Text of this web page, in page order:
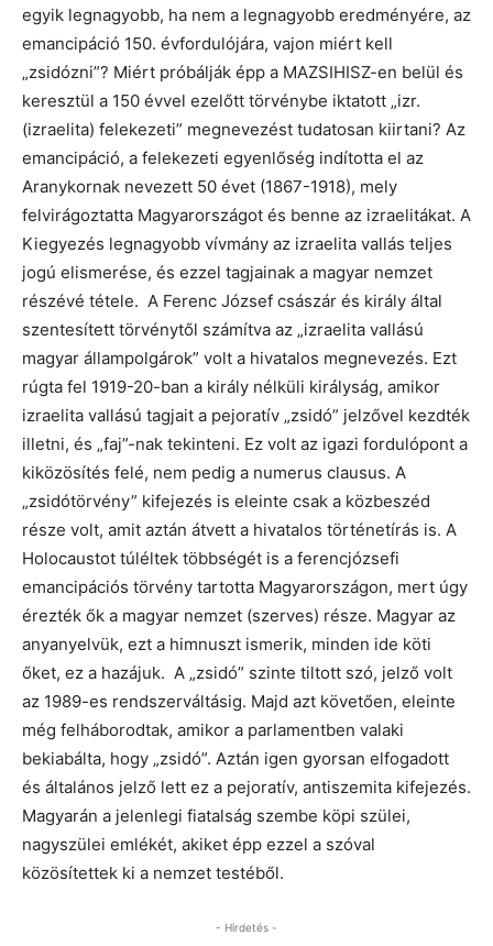
egyik legnagyobb, ha nem a legnagyobb eredményére, az
emancipáció 150. évfordulójára, vajon miért kell
„zsidózni”? Miért próbálják épp a MAZSIHISZ-en belül és
keresztül a 150 évvel ezelőtt törvénybe iktatott „izr.
(izraelita) felekezeti” megnevezést tudatosan kiirtani? Az
emancipáció, a felekezeti egyenlőség indította el az
Aranykornak nevezett 50 évet (1867-1918), mely
felvirágoztatta Magyarországot és benne az izraelitákat. A
Kiegyezés legnagyobb vívmány az izraelita vallás teljes
jogú elismerése, és ezzel tagjainak a magyar nemzet
részévé tétele. A Ferenc József császár és király által
szentesített törvénytől számítva az „izraelita vallású
magyar állampolgárok” volt a hivatalos megnevezés. Ezt
rúgta fel 1919-20-ban a király nélküli királyság, amikor
izraelita vallású tagjait a pejoratív „zsidó” jelzővel kezdték
illetni, és „faj”-nak tekinteni. Ez volt az igazi fordulópont a
kiközösítés felé, nem pedig a numerus clausus. A
„zsidótörvény” kifejezés is eleinte csak a közbeszéd
része volt, amit aztán átvett a hivatalos történetírás is. A
Holocaustot túléltek többségét is a ferencjózsefi
emancipációs törvény tartotta Magyarországon, mert úgy
érezték ők a magyar nemzet (szerves) része. Magyar az
anyanyelvük, ezt a himnuszt ismerik, minden ide köti
őket, ez a hazájuk. A „zsidó” szinte tiltott szó, jelző volt
az 1989-es rendszerváltásig. Majd azt követően, eleinte
még felháborodtak, amikor a parlamentben valaki
bekiabálta, hogy „zsidó”. Aztán igen gyorsan elfogadott
és általános jelző lett ez a pejoratív, antiszemita kifejezés.
Magyarán a jelenlegi fiatalság szembe köpi szülei,
nagyszülei emlékét, akiket épp ezzel a szóval
közösítettek ki a nemzet testéből.
- Hirdetés -